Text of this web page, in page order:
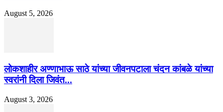
August 5, 2026
लोकशाहीर अण्णाभाऊ साठे यांच्या जीवनपटाला चंदन कांबळे यांच्या
स्वरांनी दिला जिवंत...
August 3, 2026